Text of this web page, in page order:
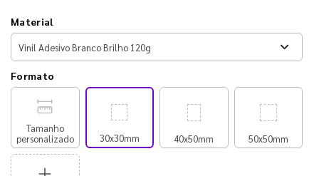
Material
Formato
Tamanho
personalizado
30x30mm 40x50mm 50x50mm